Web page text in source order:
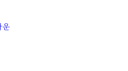
운